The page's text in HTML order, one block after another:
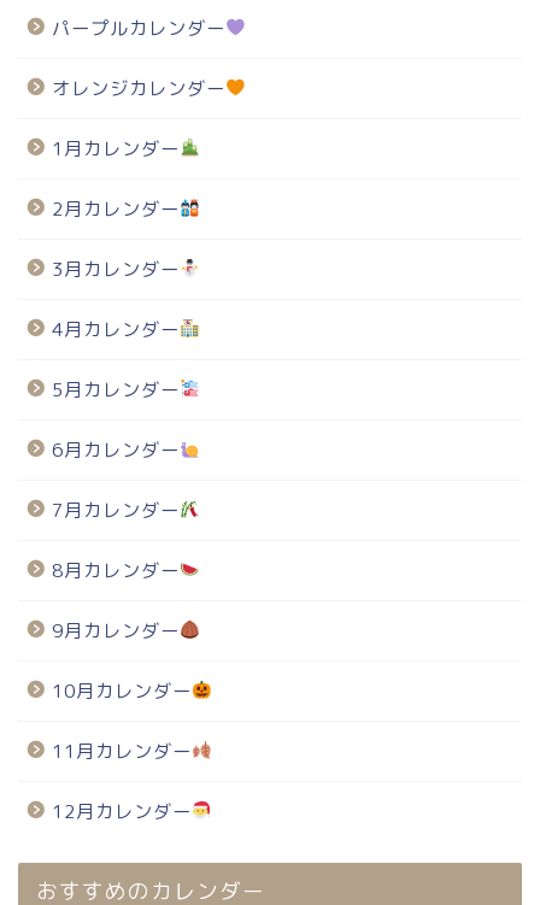
パープルカレンダー
オレンジカレンダー
1月カレンダー
2月カレンダー
3月カレンダー
4月カレンダー
5月カレンダー
6月カレンダー
7月カレンダー
8月カレンダー
9月カレンダー
10月カレンダー
11月カレンダー
12月カレンダー
おすすめのカレンダー